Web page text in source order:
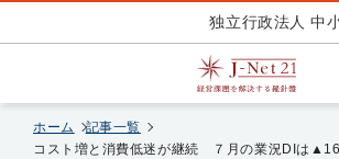
独立行政法人 中
ホーム
記事一覧
コスト増と消費低迷が継続 ７月の業況DIは